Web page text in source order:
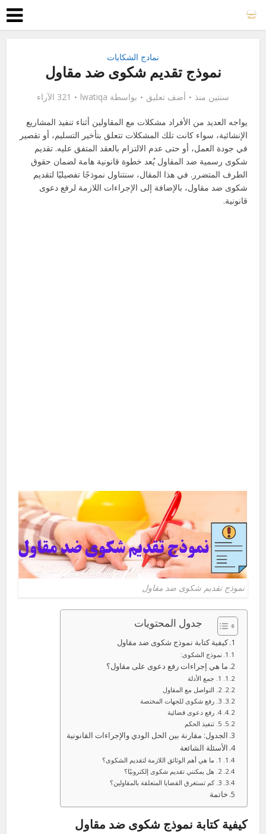
نمادج الشكايات
نموذج تقديم شكوى ضد مقاول
سنتين منذ أضف تعليق بواسطة lwatiqa 321 الآراء
يواجه العديد من الأفراد مشكلات مع المقاولين أثناء تنفيذ المشاريع
الإنشائية، سواء كانت تلك المشكلات تتعلق بتأخير التسليم، أو تقصير
في جودة العمل، أو حتى عدم الالتزام بالعقد المتفق عليه. تقديم
شكوى رسمية ضد المقاول يُعد خطوة قانونية هامة لضمان حقوق
الطرف المتضرر. في هذا المقال، سنتناول نموذجًا تفصيليًا لتقديم
شكوى ضد مقاول، بالإضافة إلى الإجراءات اللازمة لرفع دعوى
قانونية.
نموذج تقديم شكوى ضد مقاول
جدول المحتويات
كيفية كتابة نموذج شكوى ضد مقاول
نموذج الشكوى:
ما هي إجراءات رفع دعوى على مقاول؟
1. جمع الأدلة
2. التواصل مع المقاول
3. رفع شكوى للجهات المختصة
4. رفع دعوى قضائية
5. تنفيذ الحكم
الجدول: مقارنة بين الحل الودي والإجراءات القانونية
الأسئلة الشائعة
1. ما هي أهم الوثائق اللازمة لتقديم الشكوى؟
2. هل يمكنني تقديم شكوى إلكترونيًا؟
3. كم تستغرق القضايا المتعلقة بالمقاولين؟
خاتمة
كيفية كتابة نموذج شكوى ضد مقاول